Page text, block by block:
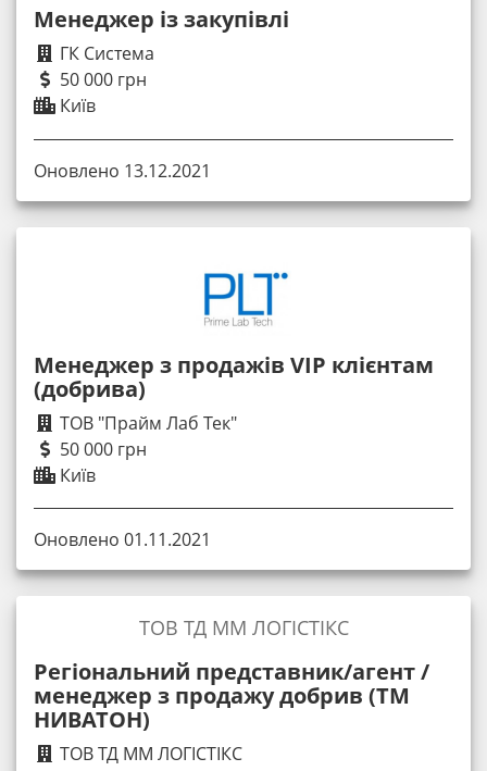
Менеджер із закупівлі
ГК Система
50 000 грн
Київ
Оновлено 13.12.2021
Менеджер з продажів VIP клієнтам
(добрива)
ТОВ "Прайм Лаб Тек"
50 000 грн
Київ
Оновлено 01.11.2021
Регіональний представник/агент /
менеджер з продажу добрив (ТМ
НИВАТОН)
ТОВ ТД ММ ЛОГІСТІКС
ТОВ ТД ММ ЛОГІСТІКС